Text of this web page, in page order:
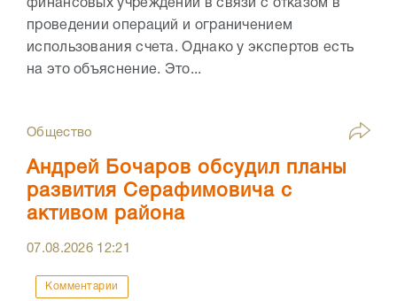
финансовых учреждений в связи с отказом в
проведении операций и ограничением
использования счета. Однако у экспертов есть
на это объяснение. Это...
Общество
Андрей Бочаров обсудил планы
развития Серафимовича с
активом района
07.08.2026 12:21
Комментарии